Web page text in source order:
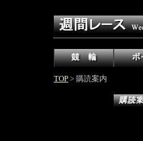
TOP > 購読案内